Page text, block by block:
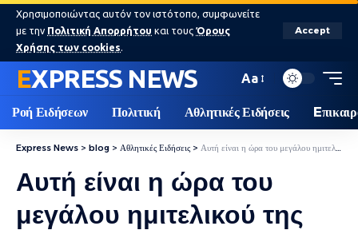
Χρησιμοποιώντας αυτόν τον ιστότοπο, συμφωνείτε
με την Πολιτική Απορρήτου και τους Όρους
Χρήσης των cookies.
Accept
EXPRESS NEWS Aa
Ροή Ειδήσεων Πολιτική Αθλητικές Ειδήσεις
Express News > blog > Αθλητικές Ειδήσεις > Αυτή είναι η ώρα του μεγάλου ημιτελικού της Ελλάδας με την Τουρκία!
Αυτή είναι η ώρα του
μεγάλου ημιτελικού της